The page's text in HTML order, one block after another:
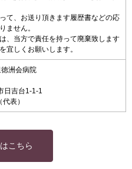
て、お送り頂きます履歴書などの応
ません。
、当方で責任を持って廃棄致します
宜しくお願いします。
洲会病院
日吉台1-1-1
表）
こちら